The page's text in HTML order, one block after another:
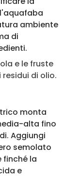
ambiente
di
e le fruste
di olio.
monta
alta fino
Aggiungi
semolato
finché la
e